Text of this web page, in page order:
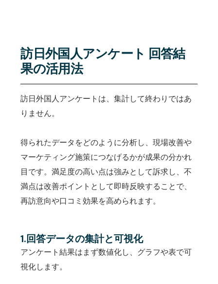
訪日外国人アンケート 回答結
果の活用法
訪日外国人アンケートは、集計して終わりではあ
りません。
得られたデータをどのように分析し、現場改善や
マーケティング施策につなげるかが成果の分かれ
目です。満足度の高い点は強みとして訴求し、不
満点は改善ポイントとして即時反映することで、
再訪意向や口コミ効果を高められます。
1.回答データの集計と可視化
アンケート結果はまず数値化し、グラフや表で可
視化します。